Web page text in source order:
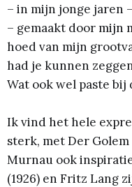
– in mijn jonge jaren
– gemaakt door mijn
hoed van mijn
had je kunnen
Wat ook wel paste
Ik vind het hele
sterk, met Der Golem
Murnau ook
(1926) en Fritz Lang